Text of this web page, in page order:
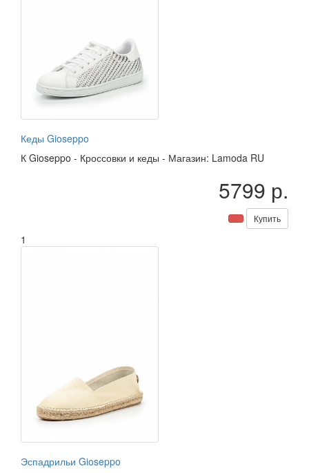
Кеды Gioseppo
К Gioseppo - Кроссовки и кеды - Магазин: Lamoda RU
5799 р.
Купить
1
Эспадрильи Gioseppo